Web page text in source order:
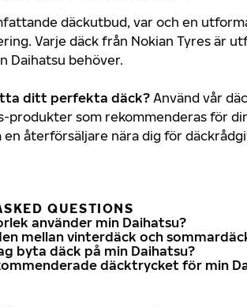
däckutbud, var och en
Varje däck från Nokian Tyres är
Daihatsu behöver.
ditt perfekta däck? Använd vår
produkter som rekommenderas för
en återförsäljare nära dig för
QUESTIONS
använder min Daihatsu?
mellan vinterdäck och
byta däck på min Daihatsu?
däcktrycket för min